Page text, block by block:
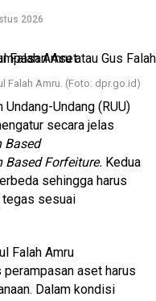
secara manual
bersifat selektif
sistem ETLE
secara
yang kasat mata
maupun
ujarnya.
penindakan
yang tidak sesuai
ugal-ugalan yang
2026
Falah Amru. (Foto: dpr.go.id)
Undang-Undang (RUU)
secara jelas
Based
Based Forfeiture. Kedua
sehingga harus
tegas sesuai
Falah Amru
aset harus
Dalam kondisi